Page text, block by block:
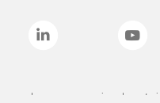
Las marcas mencionadas